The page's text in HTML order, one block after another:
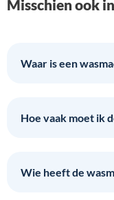
Misschien ook
Waar is een
Hoe vaak moet ik
Wie heeft de